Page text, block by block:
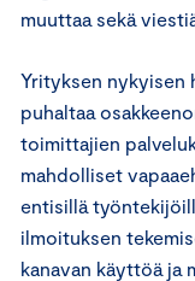
muuttaa sekä
Yrityksen nykyisen
puhaltaa
toimittajien
mahdolliset
entisillä
ilmoituksen
kanavan käyttöä ja